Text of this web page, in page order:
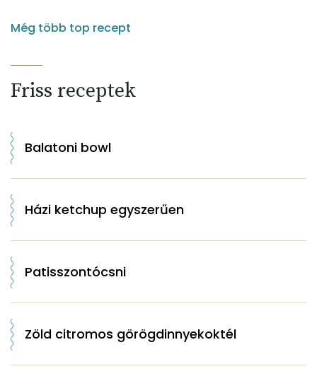
Még több top recept
Friss receptek
Balatoni bowl
Házi ketchup egyszerűen
Patisszontócsni
Zöld citromos görögdinnyekoktél